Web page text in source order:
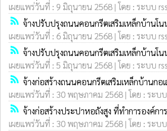
เผยแพร่วันที่ : 9 มิถุนายน 2568 | โดย : ระบบ
rss_feed จ้างปรับปรุงถนนคอนกรีตเสริมเหล็กบ้านโ
เผยแพร่วันที่ : 6 มิถุนายน 2568 | โดย : ระบบ
rss_feed จ้างปรับปรุงถนนคอนกรีตเสริมเหล็กบ้านโ
เผยแพร่วันที่ : 5 มิถุนายน 2568 | โดย : ระบบ
rss_feed จ้างก่อสร้างถนนคอนกรีตเสริมเหล็กบ้านก
เผยแพร่วันที่ : 30 พฤษภาคม 2568 | โดย : ระบ
rss_feed จ้างก่อสร้างประปาหอถังสูง ที่ทำการองค์ก
เผยแพร่วันที่ : 30 พฤษภาคม 2568 | โดย : ระบบ